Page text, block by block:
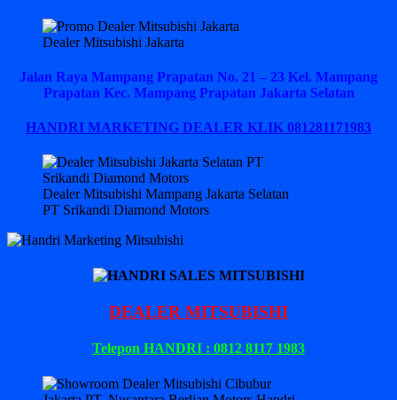
Dealer Mitsubishi Jakarta
Jalan Raya Mampang Prapatan No. 21 – 23 Kel. Mampang
Prapatan Kec. Mampang Prapatan Jakarta Selatan
HANDRI MARKETING DEALER KLIK 081281171983
Dealer Mitsubishi Mampang Jakarta Selatan
PT Srikandi Diamond Motors
DEALER MITSUBISHI
Telepon HANDRI : 0812 8117 1983